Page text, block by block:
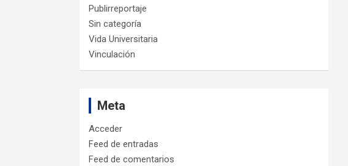
Publirreportaje
Sin categoría
Vida Universitaria
Vinculación
Meta
Acceder
Feed de entradas
Feed de comentarios